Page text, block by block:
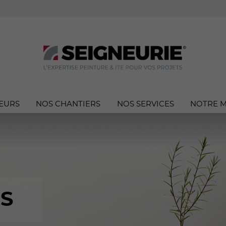
NOS CHANTIERS NOS SERVICES NOTRE